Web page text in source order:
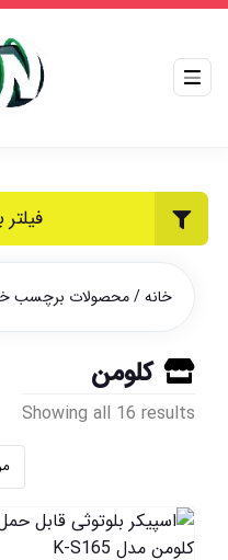
خانه/ محصولات برچسب
کلومن
Showing all 16 results
by